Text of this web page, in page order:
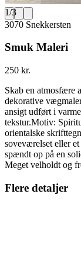
1/3
3070 Snekkersten
Smuk Maleri
250 kr.
Skab en atmosfære
dekorative
ansigt udført i
tekstur.Motiv:
orientalske
soveværelset eller
spændt op på en
Meget velholdt og
Flere detaljer